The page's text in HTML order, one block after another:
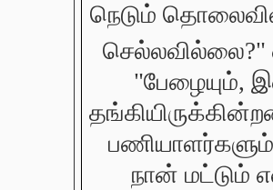
நெடும்
செல்லவில்லை?"
"பேழையும்,
நான் மட்டும்